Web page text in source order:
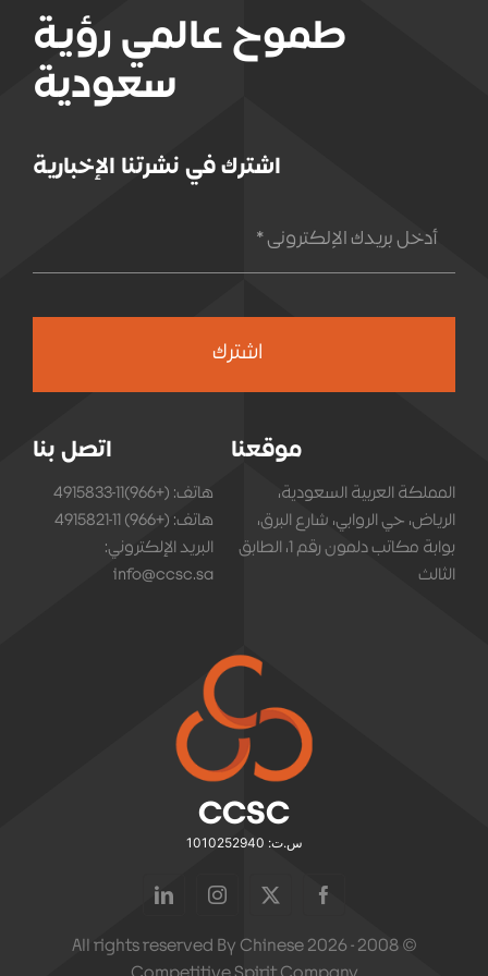
طموح عالمي رؤية
سعودية
اشترك في نشرتنا الإخبارية
اشترك
CCSC
س.ت: 1010252940
موقعنا
المملكة العربية السعودية،
الرياض، حي الروابي، شارع البرق،
بوابة مكاتب دلمون رقم 1، الطابق
الثالث
اتصل بنا
هاتف: (+966)11-4915833
هاتف: (+966) 11-4915821
البريد الإلكتروني:
info@ccsc.sa
© 2008 - 2026 All rights reserved By Chinese